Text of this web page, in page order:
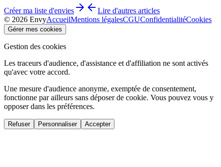
Créer ma liste d'envies
Lire d'autres articles
© 2026 EnvyAccueilMentions légalesCGUConfidentialitéCookies
Gérer mes cookies
Gestion des cookies
Les traceurs d'audience, d'assistance et d'affiliation ne sont activés
qu'avec votre accord.
Une mesure d'audience anonyme, exemptée de consentement,
fonctionne par ailleurs sans déposer de cookie. Vous pouvez vous y
opposer dans les préférences.
Refuser Personnaliser Accepter